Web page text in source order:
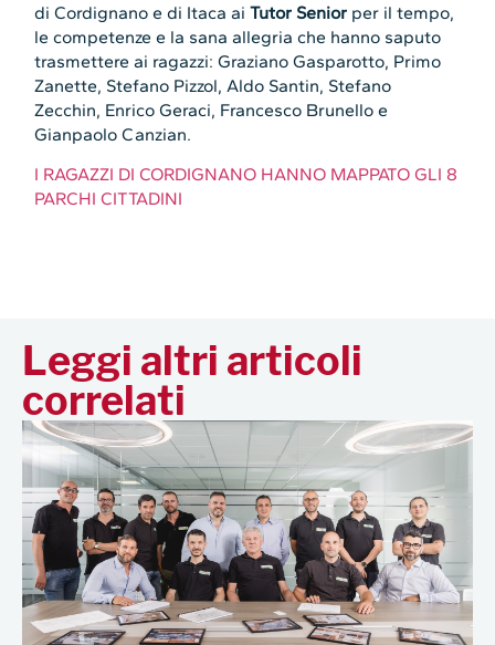
di Cordignano e di Itaca aiTutor Senior per il tempo,
le competenze e la sana allegria che hanno saputo
trasmettere ai ragazzi: Graziano Gasparotto, Primo
Zanette, Stefano Pizzol, Aldo Santin, Stefano
Zecchin, Enrico Geraci, Francesco Brunello e
Gianpaolo Canzian.
I RAGAZZI DI CORDIGNANO HANNO MAPPATO GLI 8
PARCHI CITTADINI
Leggi altri articoli
correlati